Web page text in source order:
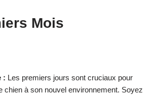
Mois
: Les premiers jours sont cruciaux pour
chien à son nouvel environnement. Soyez